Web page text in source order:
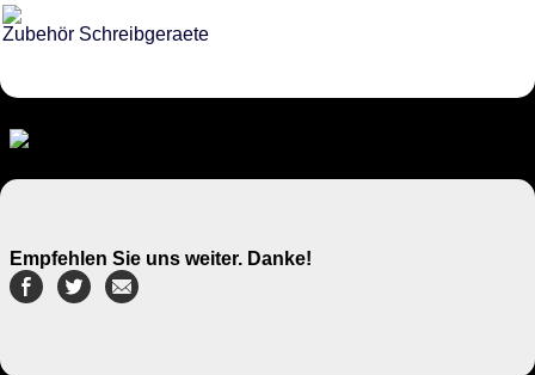
Zubehör Schreibgeraete
Empfehlen Sie uns weiter. Danke!